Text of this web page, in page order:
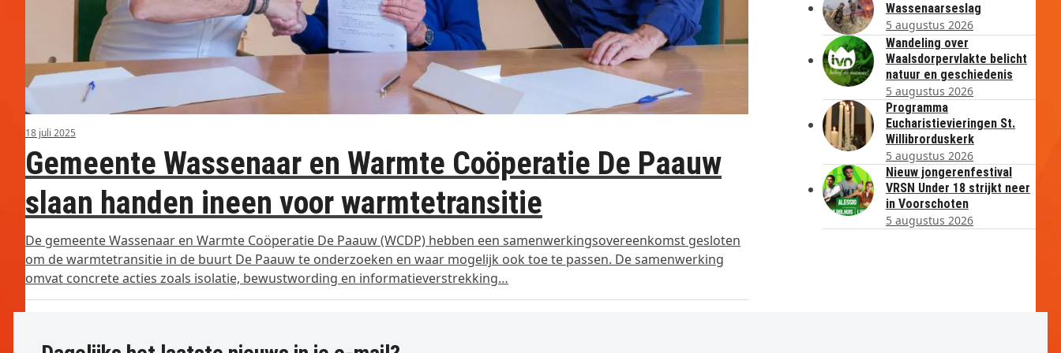
18 juli 2025
Gemeente Wassenaar en Warmte Coöperatie De Paauw
slaan handen ineen voor warmtetransitie
De gemeente Wassenaar en Warmte Coöperatie De Paauw (WCDP) hebben een samenwerkingsovereenkomst gesloten
om de warmtetransitie in de buurt De Paauw te onderzoeken en waar mogelijk ook toe te passen. De samenwerking
omvat concrete acties zoals isolatie, bewustwording en informatieverstrekking…
Wassenaarseslag
5 augustus 2026
Wandeling over
Waalsdorpervlakte belicht
natuur en geschiedenis
5 augustus 2026
Programma
Eucharistievieringen St.
Willibrorduskerk
5 augustus 2026
Nieuw jongerenfestival
VRSN Under 18 strijkt neer
in Voorschoten
5 augustus 2026